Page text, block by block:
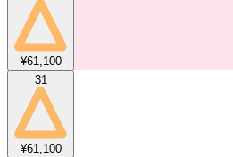
¥61,100
31
¥61,100